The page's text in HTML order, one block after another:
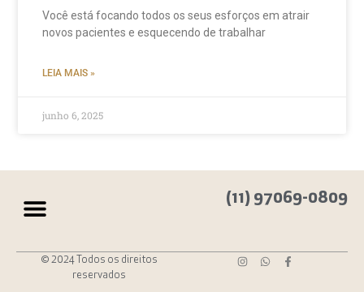
Você está focando todos os seus esforços em atrair
novos pacientes e esquecendo de trabalhar
LEIA MAIS »
junho 6, 2025
(11) 97069-0809
© 2024 Todos os direitos
reservados